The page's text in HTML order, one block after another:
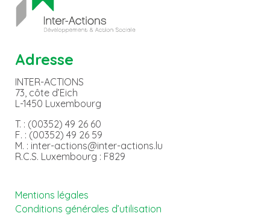
Adresse
INTER-ACTIONS
73, côte d’Eich
L-1450 Luxembourg
T. : (00352) 49 26 60
F. : (00352) 49 26 59
M. : inter-actions@inter-actions.lu
R.C.S. Luxembourg : F829
Mentions légales
Conditions générales d’utilisation